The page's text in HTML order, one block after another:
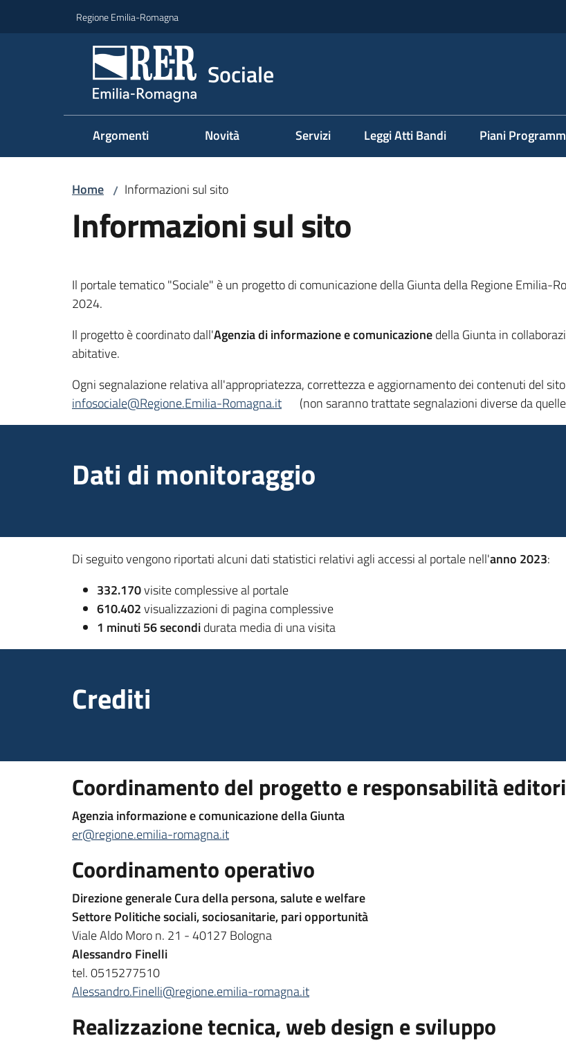
Regione Emilia-Romagna
Sociale
Argomenti Novità Servizi Leggi Atti Bandi Piani
Home / Informazioni sul sito
Informazioni sul sito
Il portale tematico "Sociale" è un progetto di comunicazione della Giunta della Regione Emilia-
2024.
Il progetto è coordinato dall'Agenzia di informazione e comunicazionedella Giunta in
abitative.
Ogni segnalazione relativa all'appropriatezza, correttezza e aggiornamento dei contenuti del
infosociale@Regione.Emilia-Romagna.it
(non saranno trattate segnalazioni diverse da
Dati di monitoraggio
Di seguito vengono riportati alcuni dati statistici relativi agli accessi al portale nell'anno 2023:
332.170visite complessive al portale
610.402visualizzazioni di pagina complessive
1 minuti 56 secondidurata media di una visita
Crediti
Coordinamento del progetto e responsabilità
Agenzia informazione e comunicazione della Giunta
er@regione.emilia-romagna.it
Coordinamento operativo
Direzione generale Cura della persona, salute e welfare
Settore Politiche sociali, sociosanitarie, pari opportunità
Viale Aldo Moro n. 21 - 40127 Bologna
Alessandro Finelli
tel. 0515277510
Alessandro.Finelli@regione.emilia-romagna.it
Realizzazione tecnica, web design e sviluppo